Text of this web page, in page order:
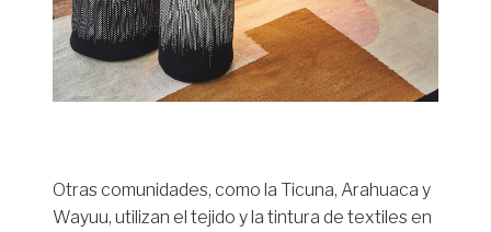
Otras comunidades, como la Ticuna, Arahuaca y
Wayuu, utilizan el tejido y la tintura de textiles en